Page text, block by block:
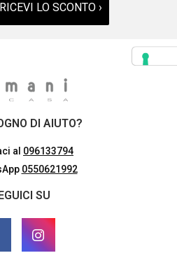
LO SCONTO ›
DI AIUTO?
al 096133794
0550621992
SU